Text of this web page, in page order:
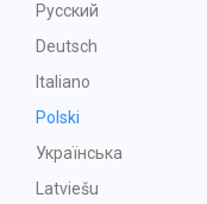
Русский
Deutsch
Italiano
Polski
Українська
Latviešu